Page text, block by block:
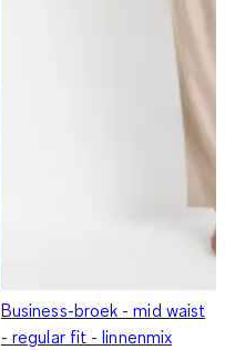
Business-broek - mid waist
- regular fit - linnenmix